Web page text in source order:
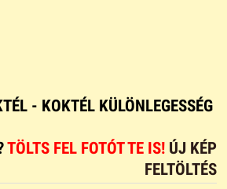
- KOKTÉL KÜLÖNLEGESSÉG
TÖLTS FEL FOTÓT TE IS! ÚJ KÉP
FELTÖLTÉS